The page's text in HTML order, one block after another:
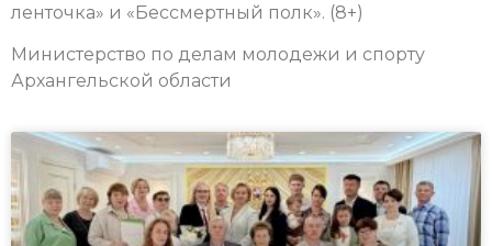
ленточка» и «Бессмертный полк». (8+)
Министерство по делам молодежи и спорту
Архангельской области